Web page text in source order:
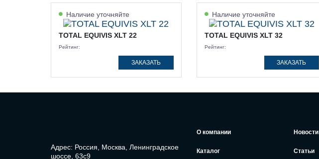
Наличие уточняйте
TOTAL EQUIVIS XLT 22
Рейтинг:
ЗАКАЗАТЬ
Наличие уточняйте
TOTAL EQUIVIS XLT 32
Рейтинг:
ЗАКАЗАТЬ
Адрес: Россия, Москва, Ленинградское
шоссе, 63с9
О компании Новости
Каталог Статьи